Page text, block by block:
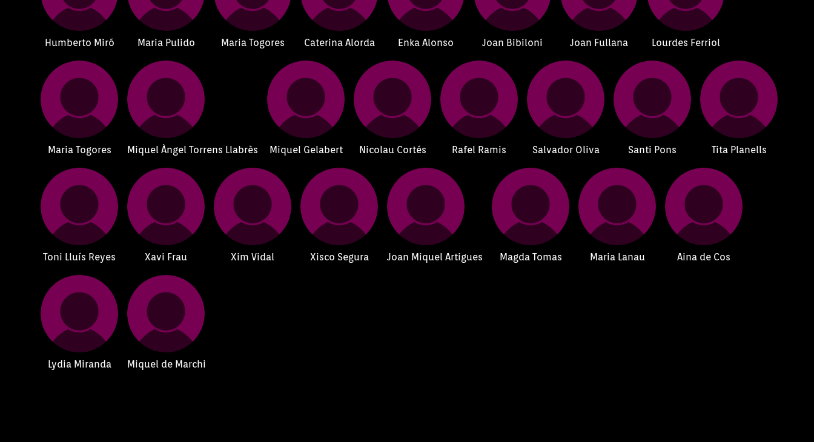
Humberto Miró Maria Pulido Maria Togores Caterina Alorda Enka Alonso Joan Bibiloni Joan Fullana Lourdes Ferriol
Maria Togores Miquel Àngel Torrens Llabrès Miquel Gelabert Nicolau Cortés Rafel Ramis Salvador Oliva Santi Pons Tita Planells
Toni Lluís Reyes Xavi Frau Xim Vidal Xisco Segura Joan Miquel Artigues Magda Tomas Maria Lanau Aina de Cos
Lydia Miranda Miquel de Marchi